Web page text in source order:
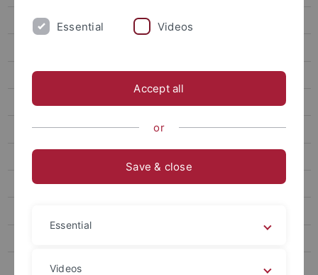
Benutzungsordnung
Instagram-Hinweise
YouTube-Hinweise
LinkedIn-Hinweise
Facebook-Hinweise
Facebook-Nutzungskonzept
Facebook-Netiquette
Essential Videos
Accept all
or
Save & close
Essential
Videos